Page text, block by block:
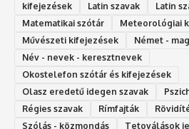
kifejezések
Latin szavak
Latin
Matematikai szótár
Meteorológiai
Művészeti kifejezések
Német -
Név - nevek - keresztnevek
Okostelefon szótár és kifejezések
Olasz eredetű idegen szavak
Régies szavak
Rímfajták
Szólás - közmondás
Tetoválások